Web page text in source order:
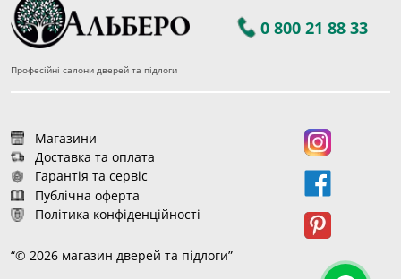
0 800 21 88 33
Професійні салони дверей та підлоги
Магазини
Доставка та оплата
Гарантія та сервіс
Публічна оферта
Політика конфіденційності
“© 2026 магазин дверей та підлоги”